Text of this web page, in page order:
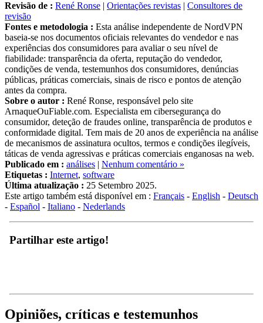
Revisão de : René Ronse | Orientações revistas | Consultores de
revisão
Fontes e metodologia : Esta análise independente de NordVPN
baseia-se nos documentos oficiais relevantes do vendedor e nas
experiências dos consumidores para avaliar o seu nível de
fiabilidade: transparência da oferta, reputação do vendedor,
condições de venda, testemunhos dos consumidores, denúncias
públicas, práticas comerciais, sinais de risco e pontos de atenção
antes da compra.
Sobre o autor : René Ronse, responsável pelo site
ArnaqueOuFiable.com. Especialista em cibersegurança do
consumidor, deteção de fraudes online, transparência de produtos e
conformidade digital. Tem mais de 20 anos de experiência na análise
de mecanismos de assinatura ocultos, termos e condições ilegíveis,
táticas de venda agressivas e práticas comerciais enganosas na web.
Publicado em : análises | Nenhum comentário »
Etiquetas : Internet, software
Última atualização : 25 Setembro 2025.
Este artigo também está disponível em : Français - English - Deutsch
- Español - Italiano - Nederlands
Partilhar este artigo!
Opiniões, críticas e testemunhos